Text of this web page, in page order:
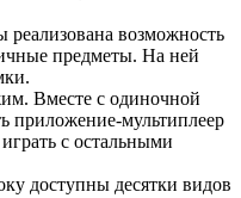
реализована возможность
предметы. На ней
Вместе с одиночной
приложение-мультиплеер
с остальными
доступны десятки видов